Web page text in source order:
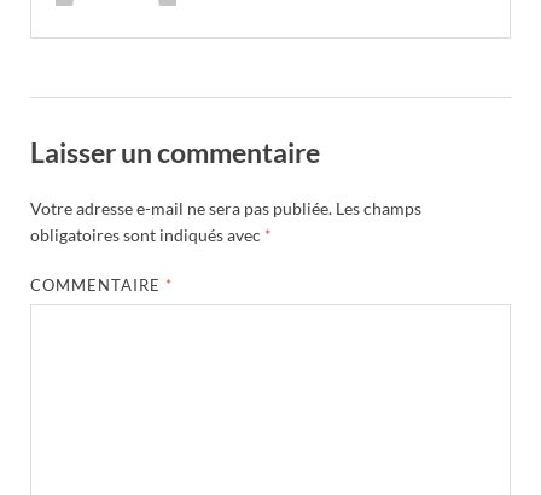
Laisser un commentaire
Votre adresse e-mail ne sera pas publiée. Les champs
obligatoires sont indiqués avec *
COMMENTAIRE *